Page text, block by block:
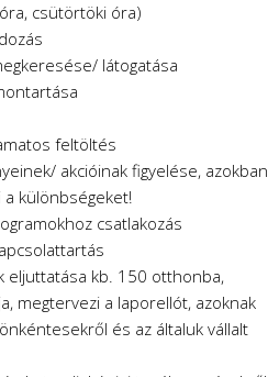
csütörtöki óra)
látogatása
feltöltés
akcióinak figyelése, azokban
különbségeket!
csatlakozás
eljuttatása kb. 150 otthonba,
megtervezi a laporellót, azoknak
és az általuk vállalt